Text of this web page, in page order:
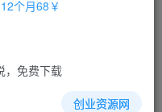
个月68￥
，免费下载
创业资源网